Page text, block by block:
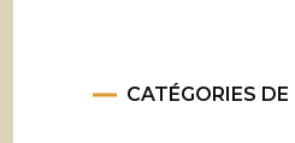
CATÉGORIES